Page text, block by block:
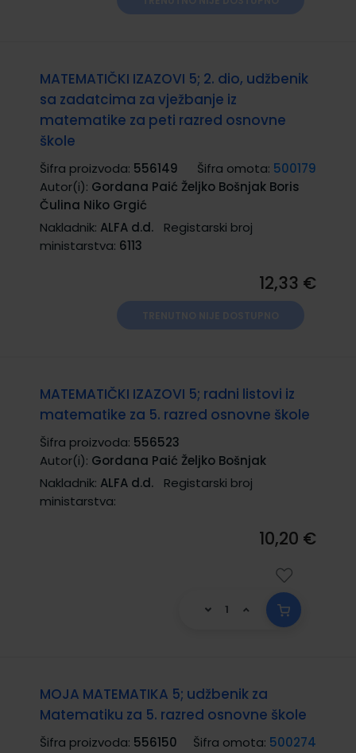
MATEMATIČKI IZAZOVI 5; 2. dio, udžbenik
sa zadatcima za vježbanje iz
matematike za peti razred osnovne
škole
Šifra proizvoda: 556149 Šifra omota: 500179
Autor(i): Gordana Paić Željko Bošnjak Boris
Čulina Niko Grgić
Nakladnik: ALFA d.d.
Registarski broj
ministarstva: 6113
12,33 €
MATEMATIČKI IZAZOVI 5; radni listovi iz
matematike za 5. razred osnovne škole
Šifra proizvoda: 556523
Autor(i): Gordana Paić Željko Bošnjak
Nakladnik: ALFA d.d.
Registarski broj
ministarstva:
10,20 €
MOJA MATEMATIKA 5; udžbenik za
Matematiku za 5. razred osnovne škole
Šifra proizvoda: 556150 Šifra omota: 500274